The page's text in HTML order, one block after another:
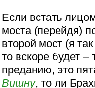
Если встать
моста (перейдя)
второй мост (я
то вскоре будет –
преданию, это
Вишну, то ли